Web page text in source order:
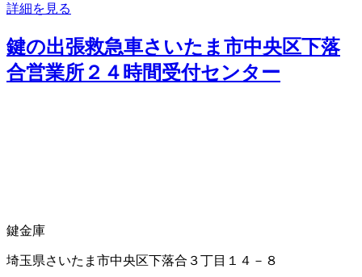
詳細を見る
鍵の出張救急車さいたま市中央区下落
合営業所２４時間受付センター
鍵金庫
埼玉県さいたま市中央区下落合３丁目１４－８